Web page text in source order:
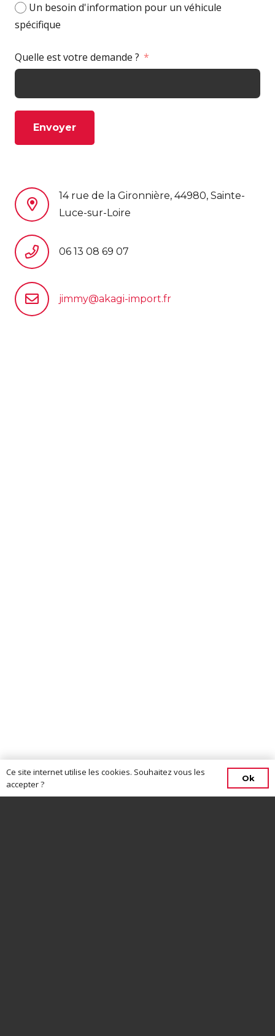
Un besoin d'information pour un véhicule
spécifique
Quelle est votre demande ?
Envoyer
14 rue de la Gironnière, 44980, Sainte-
Luce-sur-Loire
06 13 08 69 07
jimmy@akagi-import.fr
Ce site internet utilise les cookies. Souhaitez vous les
accepter ?
Ok